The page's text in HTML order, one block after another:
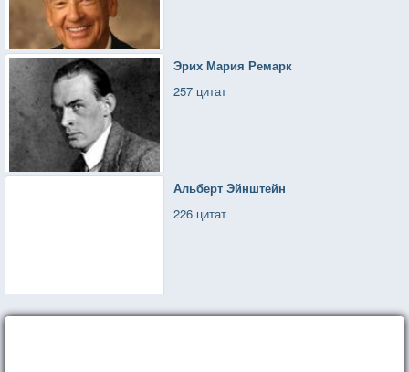
Эрих Мария Ремарк
257 цитат
Альберт Эйнштейн
226 цитат